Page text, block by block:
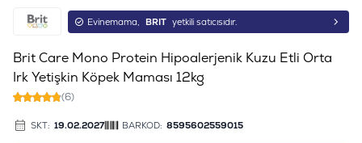
Evinemama, BRIT yetkili satıcısıdır.
Brit Care Mono Protein Hipoalerjenik Kuzu Etli Orta
Irk Yetişkin Köpek Maması 12kg
(6)
SKT: 19.02.2027 BARKOD: 8595602559015